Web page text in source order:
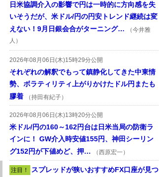
日米協調介入の影響で円は一時的に方向感を失
いそうだが、米ドル/円の円安トレンド継続は変
えない！9月日銀会合がターニング…
（今井雅
人）
2026年08月06日(木)15時29分公開
それぞれの解釈でもって鎮静化してきた中東情
勢、ボラティリティ上がりかけたドル円またも
膠着
（持田有紀子）
2026年08月06日(木)13時20分公開
米ドル/円の160～162円台は日米当局の防衛ラ
インに！ GW介入時安値155円、神田シーリン
グ152円が下値めど、押…
（西原宏一）
注目！ スプレッドが狭いおすすめFX口座が見つ